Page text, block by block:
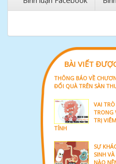
BÀI VIẾT
THÔNG BÁO VỀ
ĐỔI QUÀ TRÊN SÀN
VAI
TRONG
TRỊ
TÍNH
SỰ
SINH
NÀO